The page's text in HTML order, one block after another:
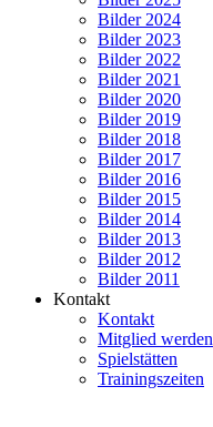
Bilder 2024
Bilder 2023
Bilder 2022
Bilder 2021
Bilder 2020
Bilder 2019
Bilder 2018
Bilder 2017
Bilder 2016
Bilder 2015
Bilder 2014
Bilder 2013
Bilder 2012
Bilder 2011
Kontakt
Kontakt
Mitglied werden
Spielstätten
Trainingszeiten